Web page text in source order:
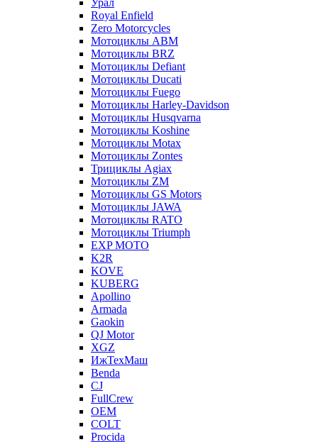
Урал
Royal Enfield
Zero Motorcycles
Мотоциклы ABM
Мотоциклы BRZ
Мотоциклы Defiant
Мотоциклы Ducati
Мотоциклы Fuego
Мотоциклы Harley-Davidson
Мотоциклы Husqvarna
Мотоциклы Koshine
Мотоциклы Motax
Мотоциклы Zontes
Трициклы Agiax
Мотоциклы ZM
Мотоциклы GS Motors
Мотоциклы JAWA
Мотоциклы RATO
Мотоциклы Triumph
EXP MOTO
K2R
KOVE
KUBERG
Apollino
Armada
Gaokin
QJ Motor
XGZ
ИжТехМаш
Benda
CJ
FullCrew
OEM
COLT
Procida